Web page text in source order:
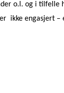
o.l. og i tilfelle
ikke engasjert –